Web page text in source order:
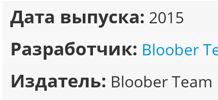
Дата выпуска: 2015
Разработчик: Bloober
Издатель: Bloober Team